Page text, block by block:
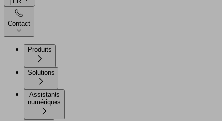
Contact
Produits
Solutions
Assistants
numériques